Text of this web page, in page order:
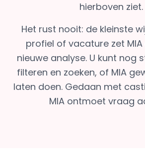
hierboven ziet.
Het rust nooit: de kleinste
profiel of vacature zet
nieuwe analyse. U kunt nog
filteren en zoeken, of MIA
laten doen. Gedaan met
MIA ontmoet vraag